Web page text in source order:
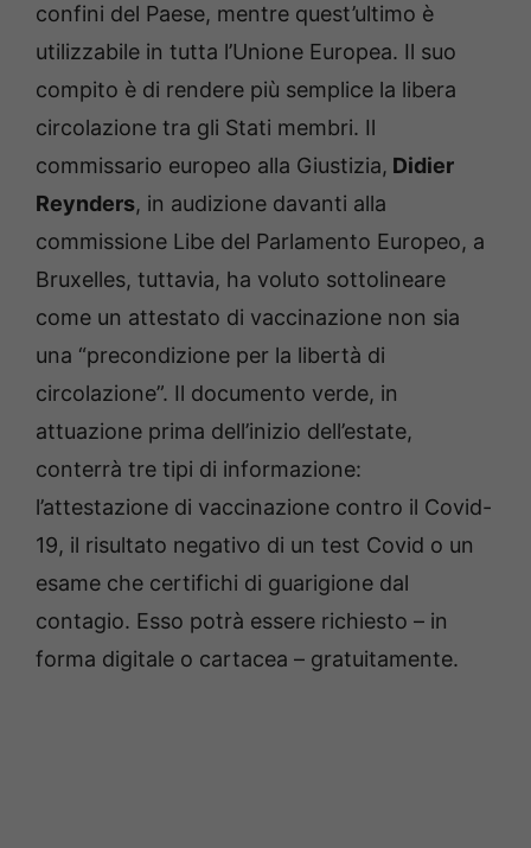
confini del Paese, mentre quest’ultimo è
utilizzabile in tutta l’Unione Europea. Il suo
compito è di rendere più semplice la libera
circolazione tra gli Stati membri. Il
commissario europeo alla Giustizia, Didier
Reynders, in audizione davanti alla
commissione Libe del Parlamento Europeo, a
Bruxelles, tuttavia, ha voluto sottolineare
come un attestato di vaccinazione non sia
una “precondizione per la libertà di
circolazione”. Il documento verde, in
attuazione prima dell’inizio dell’estate,
conterrà tre tipi di informazione:
l’attestazione di vaccinazione contro il Covid-
19, il risultato negativo di un test Covid o un
esame che certifichi di guarigione dal
contagio. Esso potrà essere richiesto – in
forma digitale o cartacea – gratuitamente.